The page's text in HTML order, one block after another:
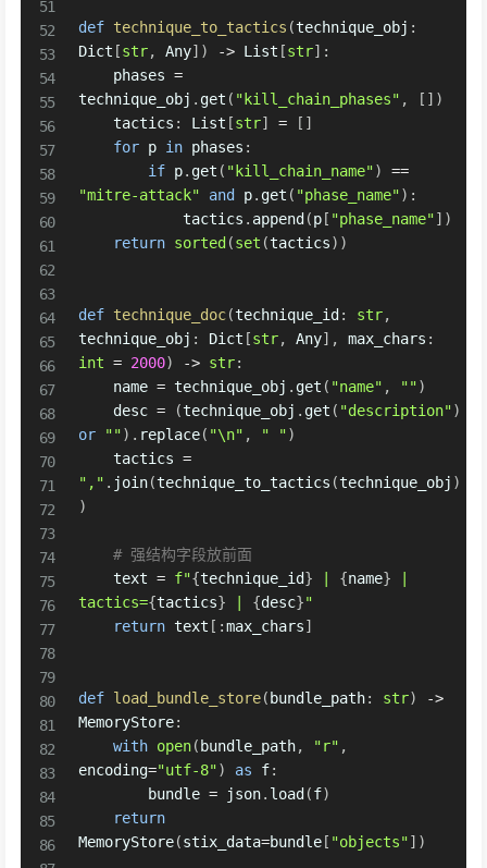
def technique_to_tactics (technique_obj :
Dict [str, Any] ) -> List [str] :
    phases
=
technique_obj . get ( "kill_chain_phases" , [ ] )
    tactics
: List [str] = [ ]
for p in phases :
if p. get ( "kill_chain_name")
==
"mitre-attack"
and p. get ( "phase_name") :
            tactics
. append (p [ "phase_name"] )
return sorted (set (tactics) )
def technique_doc(technique_id : str,
technique_obj : Dict [str, Any] , max_chars :
int = 2000) -> str:
    name
= technique_obj . get ( "name" , "")
    desc
= (technique_obj . get ( "description")
or
"") . replace( "\n" , " ")
    tactics
=
"," . join(technique_to_tactics (technique_obj )
)
# 强结构字段放前面
    text
= f"{technique_id} {name}
tactics={tactics} {desc}"
return text [ :max_chars]
def load_bundle_store( bundle_path: str) ->
MemoryStore:
with open( bundle_path, "r" ,
encoding="utf-8") as f:
        bundle
= json. load (f)
return
MemoryStore(stix_data=bundle [ "objects"] )